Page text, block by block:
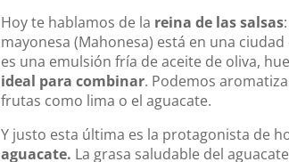
Hoy te hablamos de la reina de las salsas
mayonesa (Mahonesa) está en una
es una emulsión fría de aceite de oliva,
ideal para combinar. Podemos
frutas como lima o el aguacate.
Y justo esta última es la protagonista de
aguacate. La grasa saludable del